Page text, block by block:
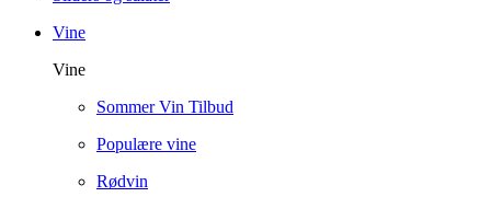
Vine
Vine
Sommer Vin Tilbud
Populære vine
Rødvin